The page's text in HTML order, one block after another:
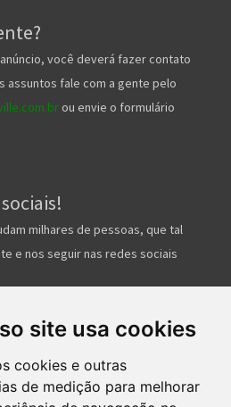
site usa cookies
cookies e outras
de medição para melhorar
você deverá fazer contato
assuntos fale com a gente pelo
ou envie o formulário
milhares de pessoas, que tal
e nos seguir nas redes sociais